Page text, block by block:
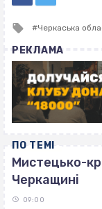
Tagged
Черкаська
РЕКЛАМА
ПО ТЕМІ
Мистецько-
Черкащині
09:00